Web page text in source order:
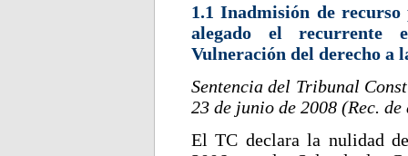
1.1 Inadmisión de
alegado el recurrente
Vulneración del derecho a
Sentencia del Tribunal
23 de junio de 2008 (Rec.
El TC declara la nulidad